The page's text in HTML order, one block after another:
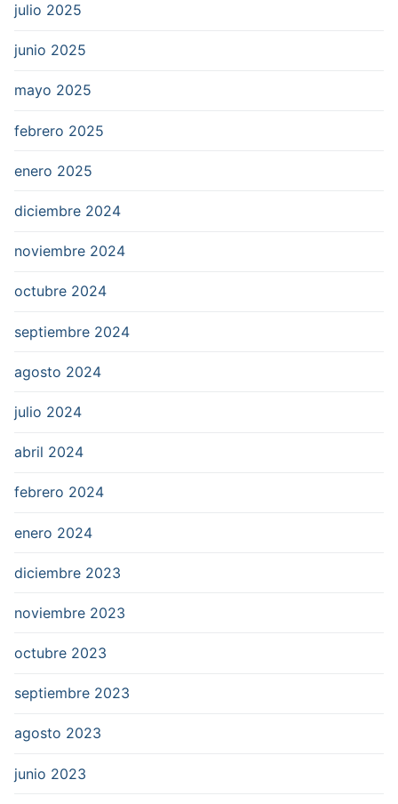
julio 2025
junio 2025
mayo 2025
febrero 2025
enero 2025
diciembre 2024
noviembre 2024
octubre 2024
septiembre 2024
agosto 2024
julio 2024
abril 2024
febrero 2024
enero 2024
diciembre 2023
noviembre 2023
octubre 2023
septiembre 2023
agosto 2023
junio 2023